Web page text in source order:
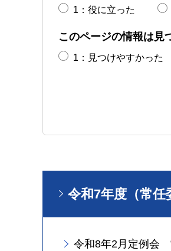
1：役に立った
このページの情報は見
1：見つけやすかった
令和7年度（常任
令和8年2月定例会